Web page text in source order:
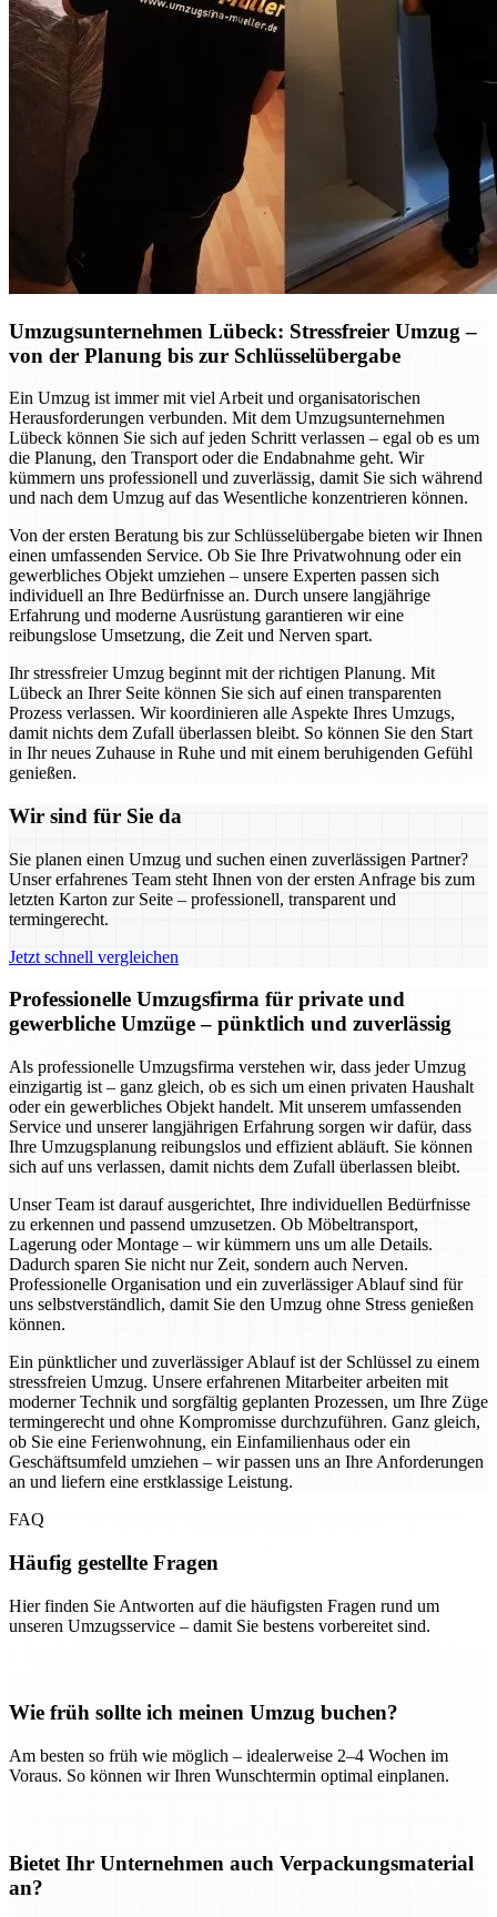
Umzugsunternehmen Lübeck: Stressfreier Umzug –
von der Planung bis zur Schlüsselübergabe
Ein Umzug ist immer mit viel Arbeit und organisatorischen
Herausforderungen verbunden. Mit dem Umzugsunternehmen
Lübeck können Sie sich auf jeden Schritt verlassen – egal ob es um
die Planung, den Transport oder die Endabnahme geht. Wir
kümmern uns professionell und zuverlässig, damit Sie sich während
und nach dem Umzug auf das Wesentliche konzentrieren können.
Von der ersten Beratung bis zur Schlüsselübergabe bieten wir Ihnen
einen umfassenden Service. Ob Sie Ihre Privatwohnung oder ein
gewerbliches Objekt umziehen – unsere Experten passen sich
individuell an Ihre Bedürfnisse an. Durch unsere langjährige
Erfahrung und moderne Ausrüstung garantieren wir eine
reibungslose Umsetzung, die Zeit und Nerven spart.
Ihr stressfreier Umzug beginnt mit der richtigen Planung. Mit
Lübeck an Ihrer Seite können Sie sich auf einen transparenten
Prozess verlassen. Wir koordinieren alle Aspekte Ihres Umzugs,
damit nichts dem Zufall überlassen bleibt. So können Sie den Start
in Ihr neues Zuhause in Ruhe und mit einem beruhigenden Gefühl
genießen.
Wir sind für Sie da
Sie planen einen Umzug und suchen einen zuverlässigen Partner?
Unser erfahrenes Team steht Ihnen von der ersten Anfrage bis zum
letzten Karton zur Seite – professionell, transparent und
termingerecht.
Jetzt schnell vergleichen
Professionelle Umzugsfirma für private und
gewerbliche Umzüge – pünktlich und zuverlässig
Als professionelle Umzugsfirma verstehen wir, dass jeder Umzug
einzigartig ist – ganz gleich, ob es sich um einen privaten Haushalt
oder ein gewerbliches Objekt handelt. Mit unserem umfassenden
Service und unserer langjährigen Erfahrung sorgen wir dafür, dass
Ihre Umzugsplanung reibungslos und effizient abläuft. Sie können
sich auf uns verlassen, damit nichts dem Zufall überlassen bleibt.
Unser Team ist darauf ausgerichtet, Ihre individuellen Bedürfnisse
zu erkennen und passend umzusetzen. Ob Möbeltransport,
Lagerung oder Montage – wir kümmern uns um alle Details.
Dadurch sparen Sie nicht nur Zeit, sondern auch Nerven.
Professionelle Organisation und ein zuverlässiger Ablauf sind für
uns selbstverständlich, damit Sie den Umzug ohne Stress genießen
können.
Ein pünktlicher und zuverlässiger Ablauf ist der Schlüssel zu einem
stressfreien Umzug. Unsere erfahrenen Mitarbeiter arbeiten mit
moderner Technik und sorgfältig geplanten Prozessen, um Ihre Züge
termingerecht und ohne Kompromisse durchzuführen. Ganz gleich,
ob Sie eine Ferienwohnung, ein Einfamilienhaus oder ein
Geschäftsumfeld umziehen – wir passen uns an Ihre Anforderungen
an und liefern eine erstklassige Leistung.
FAQ
Häufig gestellte Fragen
Hier finden Sie Antworten auf die häufigsten Fragen rund um
unseren Umzugsservice – damit Sie bestens vorbereitet sind.
Wie früh sollte ich meinen Umzug buchen?
Am besten so früh wie möglich – idealerweise 2–4 Wochen im
Voraus. So können wir Ihren Wunschtermin optimal einplanen.
Bietet Ihr Unternehmen auch Verpackungsmaterial
an?